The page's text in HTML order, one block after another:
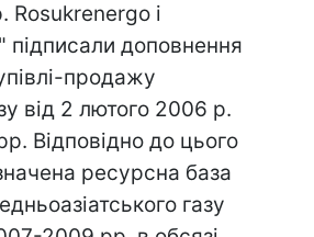
і
підписали доповнення
продажу
від 2 лютого 2006 р.
Відповідно до цього
ресурсна база
газу